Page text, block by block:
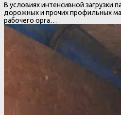
В условиях интенсивной загрузки
дорожных и прочих профильных
рабочего орга…